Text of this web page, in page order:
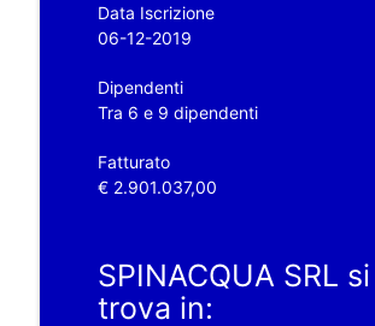
Data Iscrizione
06-12-2019
Dipendenti
Tra 6 e 9 dipendenti
Fatturato
€ 2.901.037,00
SPINACQUA SRL si
trova in: